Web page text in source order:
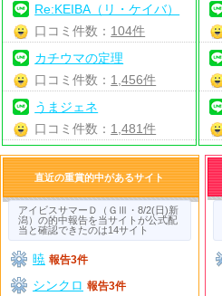
Re:KEIBA（リ・ケイバ）
口コミ件数： 104件
カチウマの定理
口コミ件数： 1,456件
うまジェネ
口コミ件数： 1,481件
直近の重賞的中があるサイト
アイビスサマーＤ（ＧⅢ・8/2(日)新
潟）の的中報告を当サイトが公式配
当と確認できたのは14サイト
暁 報告3件
シンクロ 報告3件